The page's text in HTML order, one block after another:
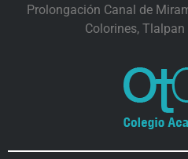
Prolongación Canal de
Colorines, Tlalpan